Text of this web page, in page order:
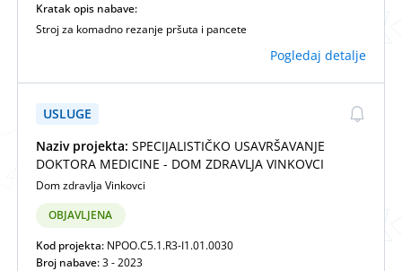
Kratak opis nabave:
Stroj za komadno rezanje pršuta i pancete
Pogledaj detalje
USLUGE
Naziv projekta: SPECIJALISTIČKO USAVRŠAVANJE
DOKTORA MEDICINE - DOM ZDRAVLJA VINKOVCI
Dom zdravlja Vinkovci
OBJAVLJENA
Kod projekta: NPOO.C5.1.R3-I1.01.0030
Broj nabave:3 - 2023